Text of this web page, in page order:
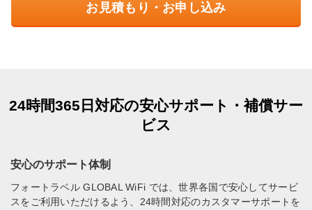
お見積もり・お申し込み
24時間365日対応の安心サポート・補償サー
ビス
安心のサポート体制
フォートラベル GLOBAL WiFi では、世界各国で安心してサービ
スをご利用いただけるよう、24時間対応のカスタマーサポートを